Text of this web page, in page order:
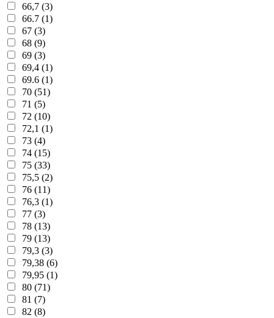
66,7 (3)
66.7 (1)
67 (3)
68 (9)
69 (3)
69,4 (1)
69.6 (1)
70 (51)
71 (5)
72 (10)
72,1 (1)
73 (4)
74 (15)
75 (33)
75,5 (2)
76 (11)
76,3 (1)
77 (3)
78 (13)
79 (13)
79,3 (3)
79,38 (6)
79,95 (1)
80 (71)
81 (7)
82 (8)